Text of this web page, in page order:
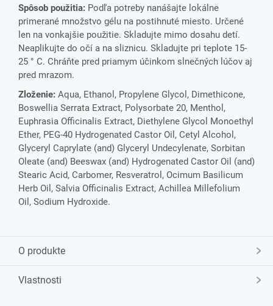
Spôsob použitia: Podľa potreby nanášajte lokálne
primerané množstvo gélu na postihnuté miesto. Určené
len na vonkajšie použitie. Skladujte mimo dosahu detí.
Neaplikujte do očí a na sliznicu. Skladujte pri teplote 15-
25 ° C. Chráňte pred priamym účinkom slnečných lúčov aj
pred mrazom.
Zloženie: Aqua, Ethanol, Propylene Glycol, Dimethicone,
Boswellia Serrata Extract, Polysorbate 20, Menthol,
Euphrasia Officinalis Extract, Diethylene Glycol Monoethyl
Ether, PEG-40 Hydrogenated Castor Oil, Cetyl Alcohol,
Glyceryl Caprylate (and) Glyceryl Undecylenate, Sorbitan
Oleate (and) Beeswax (and) Hydrogenated Castor Oil (and)
Stearic Acid, Carbomer, Resveratrol, Ocimum Basilicum
Herb Oil, Salvia Officinalis Extract, Achillea Millefolium
Oil, Sodium Hydroxide.
O produkte
Vlastnosti